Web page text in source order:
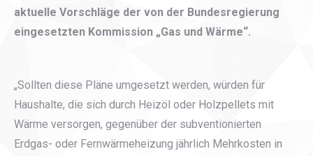
aktuelle Vorschläge der von der Bundesregierung
eingesetzten Kommission „Gas und Wärme“.
„Sollten diese Pläne umgesetzt werden, würden für
Haushalte, die sich durch Heizöl oder Holzpellets mit
Wärme versorgen, gegenüber der subventionierten
Erdgas- oder Fernwärmeheizung jährlich Mehrkosten in